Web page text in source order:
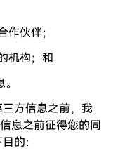
伙伴；
机构；和
方信息之前，我
息之前征得您的同
的：